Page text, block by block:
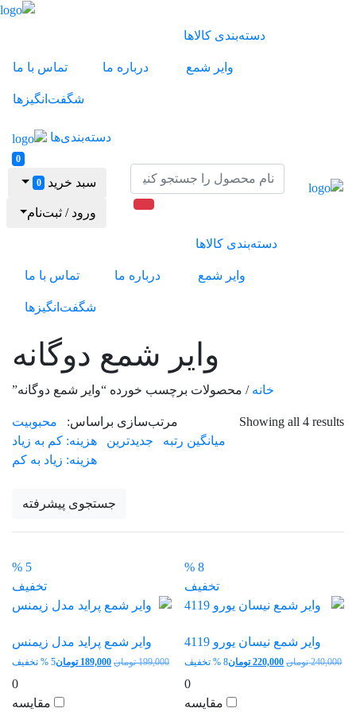
دسته‌بندی کالاها
وایر شمع درباره ما تماس با ما
شگفت‌انگیزها
دسته‌بندی‌ها
0
سبد خرید 0
ورود / ثبت‌نام
دسته‌بندی کالاها
وایر شمع درباره ما تماس با ما
شگفت‌انگیزها
وایر شمع دوگانه
خانه / محصولات برچسب خورده “وایر شمع دوگانه”
Showing all 4 results مرتب‌سازی براساس:
محبوبیت
میانگین رتبه
جدیدترین
هزینه: کم به زیاد
هزینه: زیاد به کم
جستجوی پیشرفته
8 %
تخفیف
وایر شمع نیسان یورو 4119
240,000 تومان قیمت
220,000 تومان8 % تخفیف
قیمت
220,000 تومان.0
مقایسه
5 %
تخفیف
وایر شمع پراید مدل زیمنس
199,000 تومان قیمت
189,000 تومان5 % تخفیف
0
مقایسه